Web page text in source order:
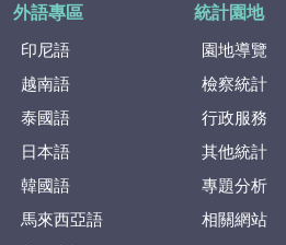
外語專區
印尼語
越南語
泰國語
日本語
韓國語
馬來西亞語
統計園地
園地導覽
檢察統計
行政服務
其他統計
專題分析
相關網站